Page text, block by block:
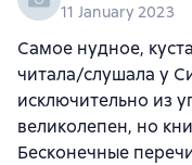
11 January 2023
Самое нудное,
читала/слушала у
исключительно из
великолепен, но
Бесконечные